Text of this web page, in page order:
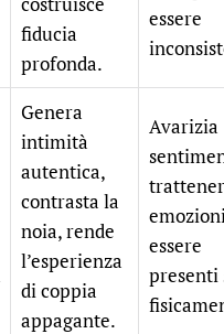
fiducia
profonda.
essere
Genera
intimità
autentica,
contrasta la
noia, rende
l’esperienza
di coppia
appagante.
Avarizia
essere
presenti